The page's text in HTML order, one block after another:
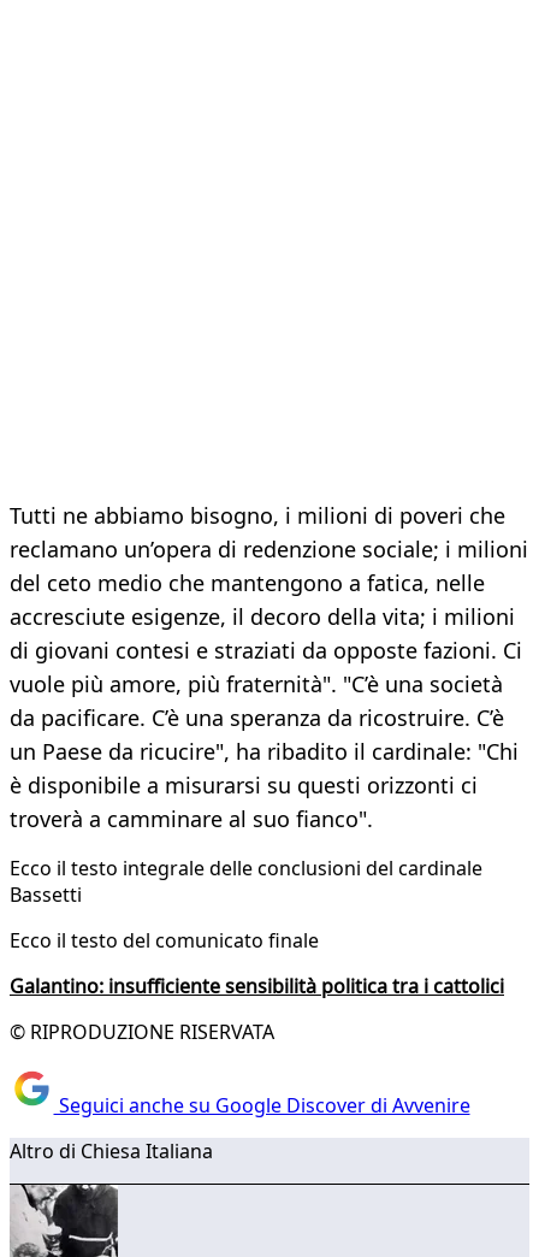
Tutti ne abbiamo bisogno, i milioni di poveri che
reclamano un’opera di redenzione sociale; i milioni
del ceto medio che mantengono a fatica, nelle
accresciute esigenze, il decoro della vita; i milioni
di giovani contesi e straziati da opposte fazioni. Ci
vuole più amore, più fraternità". "C’è una società
da pacificare. C’è una speranza da ricostruire. C’è
un Paese da ricucire", ha ribadito il cardinale: "Chi
è disponibile a misurarsi su questi orizzonti ci
troverà a camminare al suo fianco".
Ecco il testo integrale delle conclusioni del cardinale
Bassetti
Ecco il testo del comunicato finale
Galantino: insufficiente sensibilità politica tra i cattolici
© RIPRODUZIONE RISERVATA
Seguici anche su Google Discover di Avvenire
Altro di Chiesa Italiana